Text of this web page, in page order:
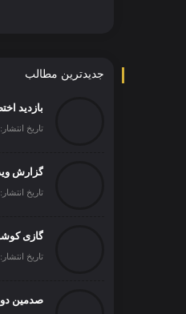
جدیدترین مطالب
تاریخ انتشار: ۱۰ مرداد ۱۴۰۵
تاریخ انتشار: ۹ تیر ۱۴۰۵
تاریخ انتشار: ۸ تیر ۱۴۰۵